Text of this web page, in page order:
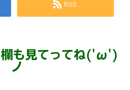
RSS
欄も見てってね('ω')
ノ